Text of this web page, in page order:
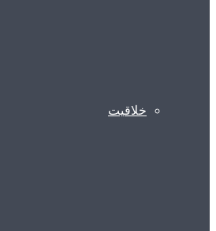
خلاقیت